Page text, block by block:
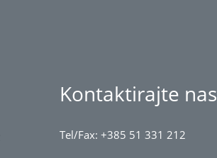
Kontaktirajte nas
Tel/Fax: +385 51 331 212